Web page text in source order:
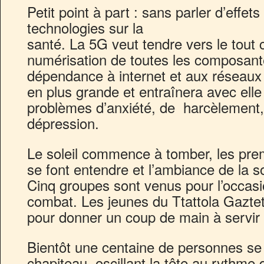
Petit point à part : sans parler
technologies sur la
santé. La 5G veut tendre vers le tout
numérisation de toutes les
dépendance à internet et aux
en plus grande et entraînera avec
problèmes d’anxiété, de
dépression.
Le soleil commence à tomber, les
se font entendre et l’ambiance de la
Cinq groupes sont venus pour
combat. Les jeunes du Ttattola
pour donner un coup de main à servir
Bientôt une centaine de personnes